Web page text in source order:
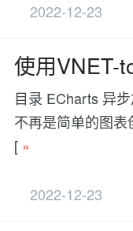
2022-12-23
使用VNET-
目录 ECharts 异
不再是简单的图
[ »
2022-12-23